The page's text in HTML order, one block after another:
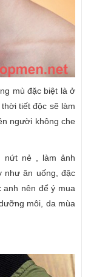
mù đặc biệt là ở
tiết độc sẽ làm
người không che
nứt nẻ , làm ảnh
như ăn uống, đặc
anh nên để ý mua
môi, da mùa